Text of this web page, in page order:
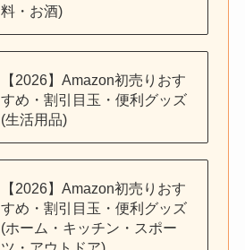
料・お酒)
【2026】Amazon初売りおす
すめ・割引目玉・便利グッズ
(生活用品)
【2026】Amazon初売りおす
すめ・割引目玉・便利グッズ
(ホーム・キッチン・スポー